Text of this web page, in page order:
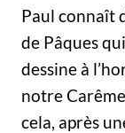
Paul connaît
de Pâques
dessine à
notre
cela, après